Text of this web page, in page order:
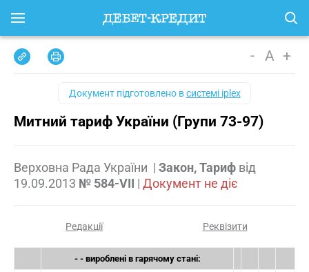
- A +
Документ підготовлено всистемі iplex
Митний тариф України (Групи 73-97)
Верховна Рада України | Закон, Тариф від
19.09.2013 № 584-VII | Документ не діє
Редакції Реквізити
- - вироблені в гарячому стані: